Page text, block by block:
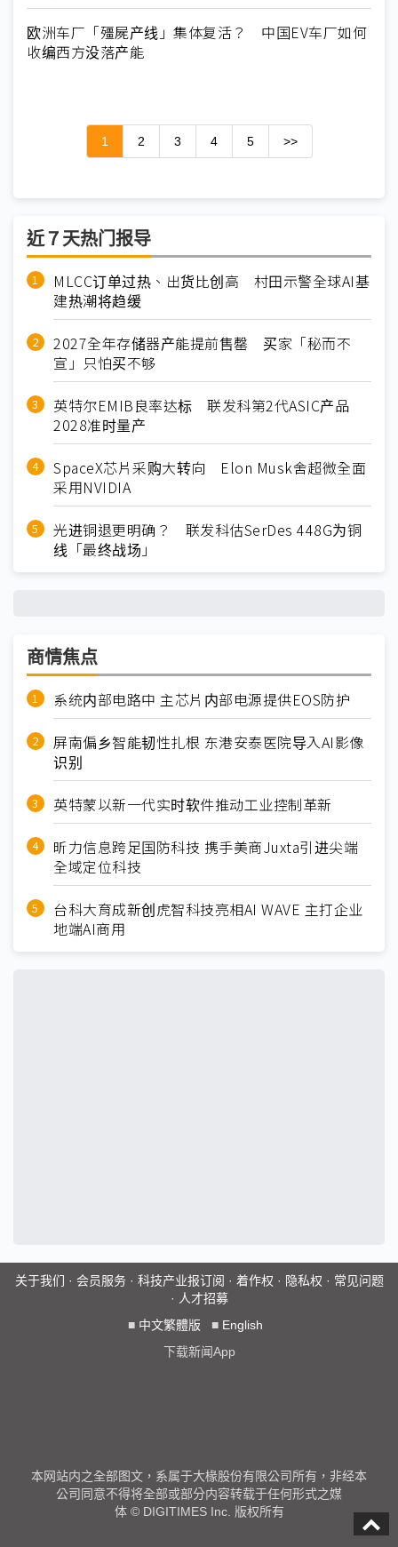
欧洲车厂「殭屍产线」集体复活？ 中国EV车厂如何
收编西方没落产能
1 2 3 4 5 >>
近７天热门报导
MLCC订单过热、出货比创高 村田示警全球AI基
建热潮将趋缓
2027全年存储器产能提前售罄 买家「秘而不
宣」只怕买不够
英特尔EMIB良率达标 联发科第2代ASIC产品
2028准时量产
SpaceX芯片采购大转向 Elon Musk舍超微全面
采用NVIDIA
光进铜退更明确？ 联发科估SerDes 448G为铜
线「最终战场」
商情焦点
系统内部电路中 主芯片内部电源提供EOS防护
屏南偏乡智能韧性扎根 东港安泰医院导入AI影像
识别
英特蒙以新一代实时软件推动工业控制革新
昕力信息跨足国防科技 携手美商Juxta引进尖端
全域定位科技
台科大育成新创虎智科技亮相AI WAVE 主打企业
地端AI商用
关于我们 · 会员服务· 科技产业报订阅 · 着作权 · 隐私权 · 常见问题
· 人才招募
■ 中文繁體版 ■ English
下载新闻App
本网站内之全部图文，系属于大椽股份有限公司所有，非经本
公司同意不得将全部或部分内容转载于任何形式之媒
体 © DIGITIMES Inc. 版权所有